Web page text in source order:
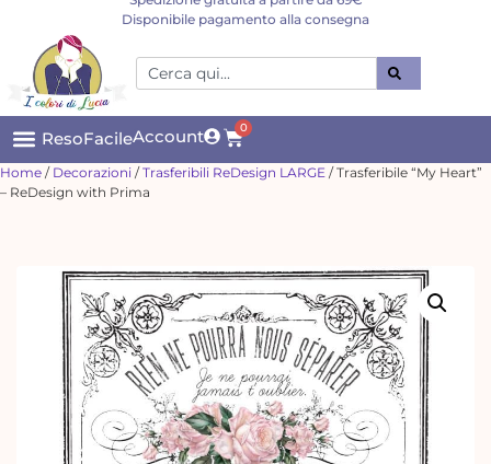
Disponibile pagamento alla consegna
ResoFacileAccount 0
Home / Decorazioni /Trasferibili ReDesign LARGE / Trasferibile “My Heart”
– ReDesign with Prima